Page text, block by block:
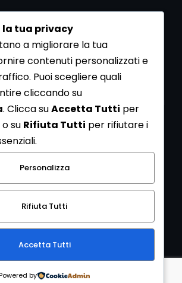
Rivista gratuita di archeologia realizzata
ArcheoMedia iscriviti alla nostra
Qui]
l'utente dichiara di aver letto
e di acconsentire al trattamento
Mediares S.c.PI 07341730013 - [
tua privacy
a migliorare la tua
contenuti personalizzati e
Puoi scegliere quali
cliccando su
. Clicca suAccetta Tutti per
su Rifiuta Tutti per rifiutare i
Personalizza
Rifiuta Tutti
Accetta Tutti
by